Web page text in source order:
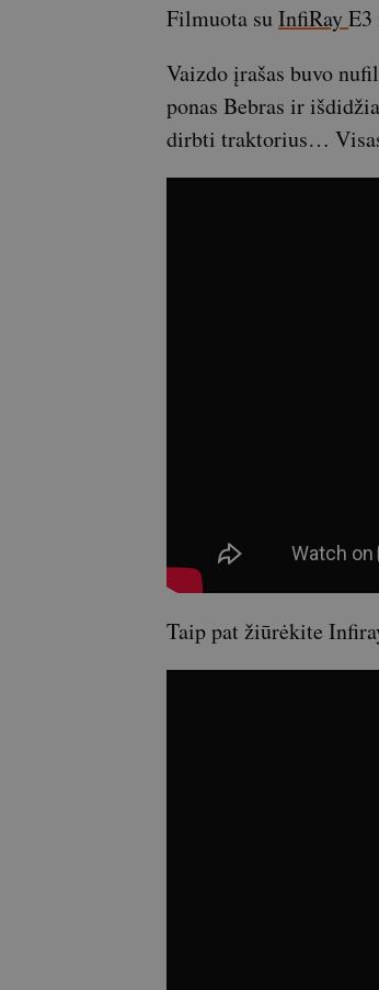
Filmuota su InfiRayE3
Vaizdo įrašas buvo
ponas Bebras ir
dirbti traktorius…
Taip pat žiūrėkite